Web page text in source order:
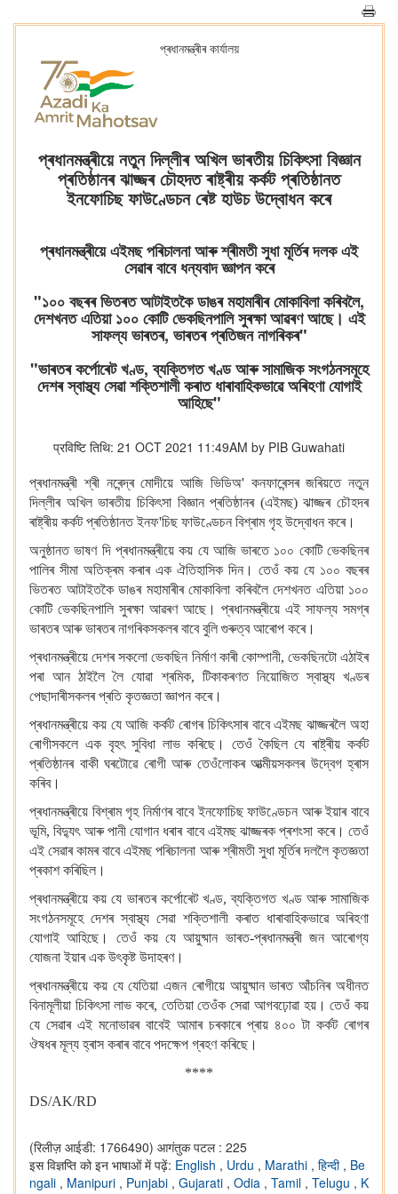
প্ৰধানমন্ত্ৰীৰ কাৰ্যালয়
প্ৰধানমন্ত্ৰীয়ে নতুন দিল্লীৰ অখিল ভাৰতীয় চিকিৎসা বিজ্ঞান
প্ৰতিষ্ঠানৰ ঝাজ্জৰ চৌহদত ৰাষ্ট্ৰীয় কৰ্কট প্ৰতিষ্ঠানত
ইনফোচিছ ফাউণ্ডেচন ৰেষ্ট হাউচ উদ্বোধন কৰে
প্ৰধানমন্ত্ৰীয়ে এইমছ পৰিচালনা আৰু শ্ৰীমতী সুধা মূৰ্তিৰ দলক এই
সেৱাৰ বাবে ধন্যবাদ জ্ঞাপন কৰে
"১০০ বছৰৰ ভিতৰত আটাইতকৈ ডাঙৰ মহামাৰীৰ মোকাবিলা কৰিবলৈ,
দেশখনত এতিয়া ১০০ কোটি ভেকছিনপালি সুৰক্ষা আৱৰণ আছে। এই
সাফল্য ভাৰতৰ, ভাৰতৰ প্ৰতিজন নাগৰিকৰ"
"ভাৰতৰ কৰ্পোৰেট খণ্ড, ব্যক্তিগত খণ্ড আৰু সামাজিক সংগঠনসমূহে
দেশৰ স্বাস্থ্য সেৱা শক্তিশালী কৰাত ধাৰাবাহিকভাৱে অৰিহণা যোগাই
আহিছে"
प्रविष्टि तिथि: 21 OCT 2021 11:49AM by PIB Guwahati
প্ৰধানমন্ত্ৰী শ্ৰী নৰেন্দ্ৰ মোদীয়ে আজি ভিডিঅ' কনফাৰেন্সৰ জৰিয়তে নতুন
দিল্লীৰ অখিল ভাৰতীয় চিকিৎসা বিজ্ঞান প্ৰতিষ্ঠানৰ (এইমছ) ঝাজ্জৰ চৌহদৰ
ৰাষ্ট্ৰীয় কৰ্কট প্ৰতিষ্ঠানত ইনফ'চিছ ফাউণ্ডেচন বিশ্ৰাম গৃহ উদ্বোধন কৰে।
অনুষ্ঠানত ভাষণ দি প্ৰধানমন্ত্ৰীয়ে কয় যে আজি ভাৰতে ১০০ কোটি ভেকছিনৰ
পালিৰ সীমা অতিক্ৰম কৰাৰ এক ঐতিহাসিক দিন। তেওঁ কয় যে ১০০ বছৰৰ
ভিতৰত আটাইতকৈ ডাঙৰ মহামাৰীৰ মোকাবিলা কৰিবলৈ দেশখনত এতিয়া ১০০
কোটি ভেকছিনপালি সুৰক্ষা আৱৰণ আছে। প্ৰধানমন্ত্ৰীয়ে এই সাফল্য সমগ্ৰ
ভাৰতৰ আৰু ভাৰতৰ নাগৰিকসকলৰ বাবে বুলি গুৰুত্ব আৰোপ কৰে।
প্ৰধানমন্ত্ৰীয়ে দেশৰ সকলো ভেকছিন নিৰ্মাণ কাৰী কোম্পানী, ভেকছিনটো এঠাইৰ
পৰা আন ঠাইলৈ লৈ যোৱা শ্ৰমিক, টিকাকৰণত নিয়োজিত স্বাস্থ্য খণ্ডৰ
পেছাদাৰীসকলৰ প্ৰতি কৃতজ্ঞতা জ্ঞাপন কৰে।
প্ৰধানমন্ত্ৰীয়ে কয় যে আজি কৰ্কট ৰোগৰ চিকিৎসাৰ বাবে এইমছ ঝাজ্জৰলৈ অহা
ৰোগীসকলে এক বৃহৎ সুবিধা লাভ কৰিছে। তেওঁ কৈছিল যে ৰাষ্ট্ৰীয় কৰ্কট
প্ৰতিষ্ঠানৰ বাকী ঘৰটোৱে ৰোগী আৰু তেওঁলোকৰ আত্মীয়সকলৰ উদ্বেগ হ্ৰাস
কৰিব।
প্ৰধানমন্ত্ৰীয়ে বিশ্ৰাম গৃহ নিৰ্মাণৰ বাবে ইনফোচিছ ফাউণ্ডেচন আৰু ইয়াৰ বাবে
ভূমি, বিদ্যুৎ আৰু পানী যোগান ধৰাৰ বাবে এইমছ ঝাজ্জৰক প্ৰশংসা কৰে। তেওঁ
এই সেৱাৰ কামৰ বাবে এইমছ পৰিচালনা আৰু শ্ৰীমতী সুধা মূৰ্তিৰ দললৈ কৃতজ্ঞতা
প্ৰকাশ কৰিছিল।
প্ৰধানমন্ত্ৰীয়ে কয় যে ভাৰতৰ কৰ্পোৰেট খণ্ড, ব্যক্তিগত খণ্ড আৰু সামাজিক
সংগঠনসমূহে দেশৰ স্বাস্থ্য সেৱা শক্তিশালী কৰাত ধাৰাবাহিকভাৱে অৰিহণা
যোগাই আহিছে। তেওঁ কয় যে আয়ুষ্মান ভাৰত-প্ৰধানমন্ত্ৰী জন আৰোগ্য
যোজনা ইয়াৰ এক উৎকৃষ্ট উদাহৰণ।
প্ৰধানমন্ত্ৰীয়ে কয় যে যেতিয়া এজন ৰোগীয়ে আয়ুষ্মান ভাৰত আঁচনিৰ অধীনত
বিনামূলীয়া চিকিৎসা লাভ কৰে, তেতিয়া তেওঁক সেৱা আগবঢ়োৱা হয়। তেওঁ কয়
যে সেৱাৰ এই মনোভাৱৰ বাবেই আমাৰ চৰকাৰে প্ৰায় ৪০০ টা কৰ্কট ৰোগৰ
ঔষধৰ মূল্য হ্ৰাস কৰাৰ বাবে পদক্ষেপ গ্ৰহণ কৰিছে।
****
DS/AK/RD
(रिलीज़ आईडी: 1766490) आगंतुक पटल : 225
इस विज्ञप्ति को इन भाषाओं में पढ़ें: English , Urdu , Marathi , हिन्दी , Be
ngali , Manipuri , Punjabi , Gujarati , Odia , Tamil , Telugu , K